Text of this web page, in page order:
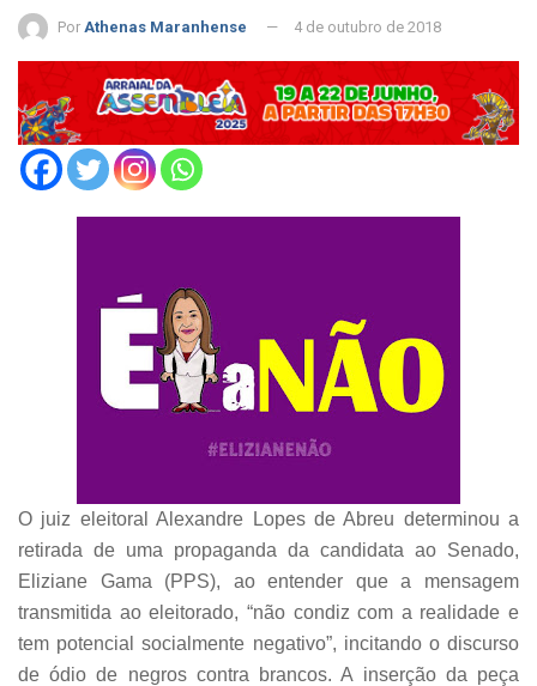
Por Athenas Maranhense 4 de outubro de 2018
O juiz eleitoral Alexandre Lopes de Abreu determinou a
retirada de uma propaganda da candidata ao Senado,
Eliziane Gama (PPS), ao entender que a mensagem
transmitida ao eleitorado, “não condiz com a realidade e
tem potencial socialmente negativo”, incitando o discurso
de ódio de negros contra brancos. A inserção da peça